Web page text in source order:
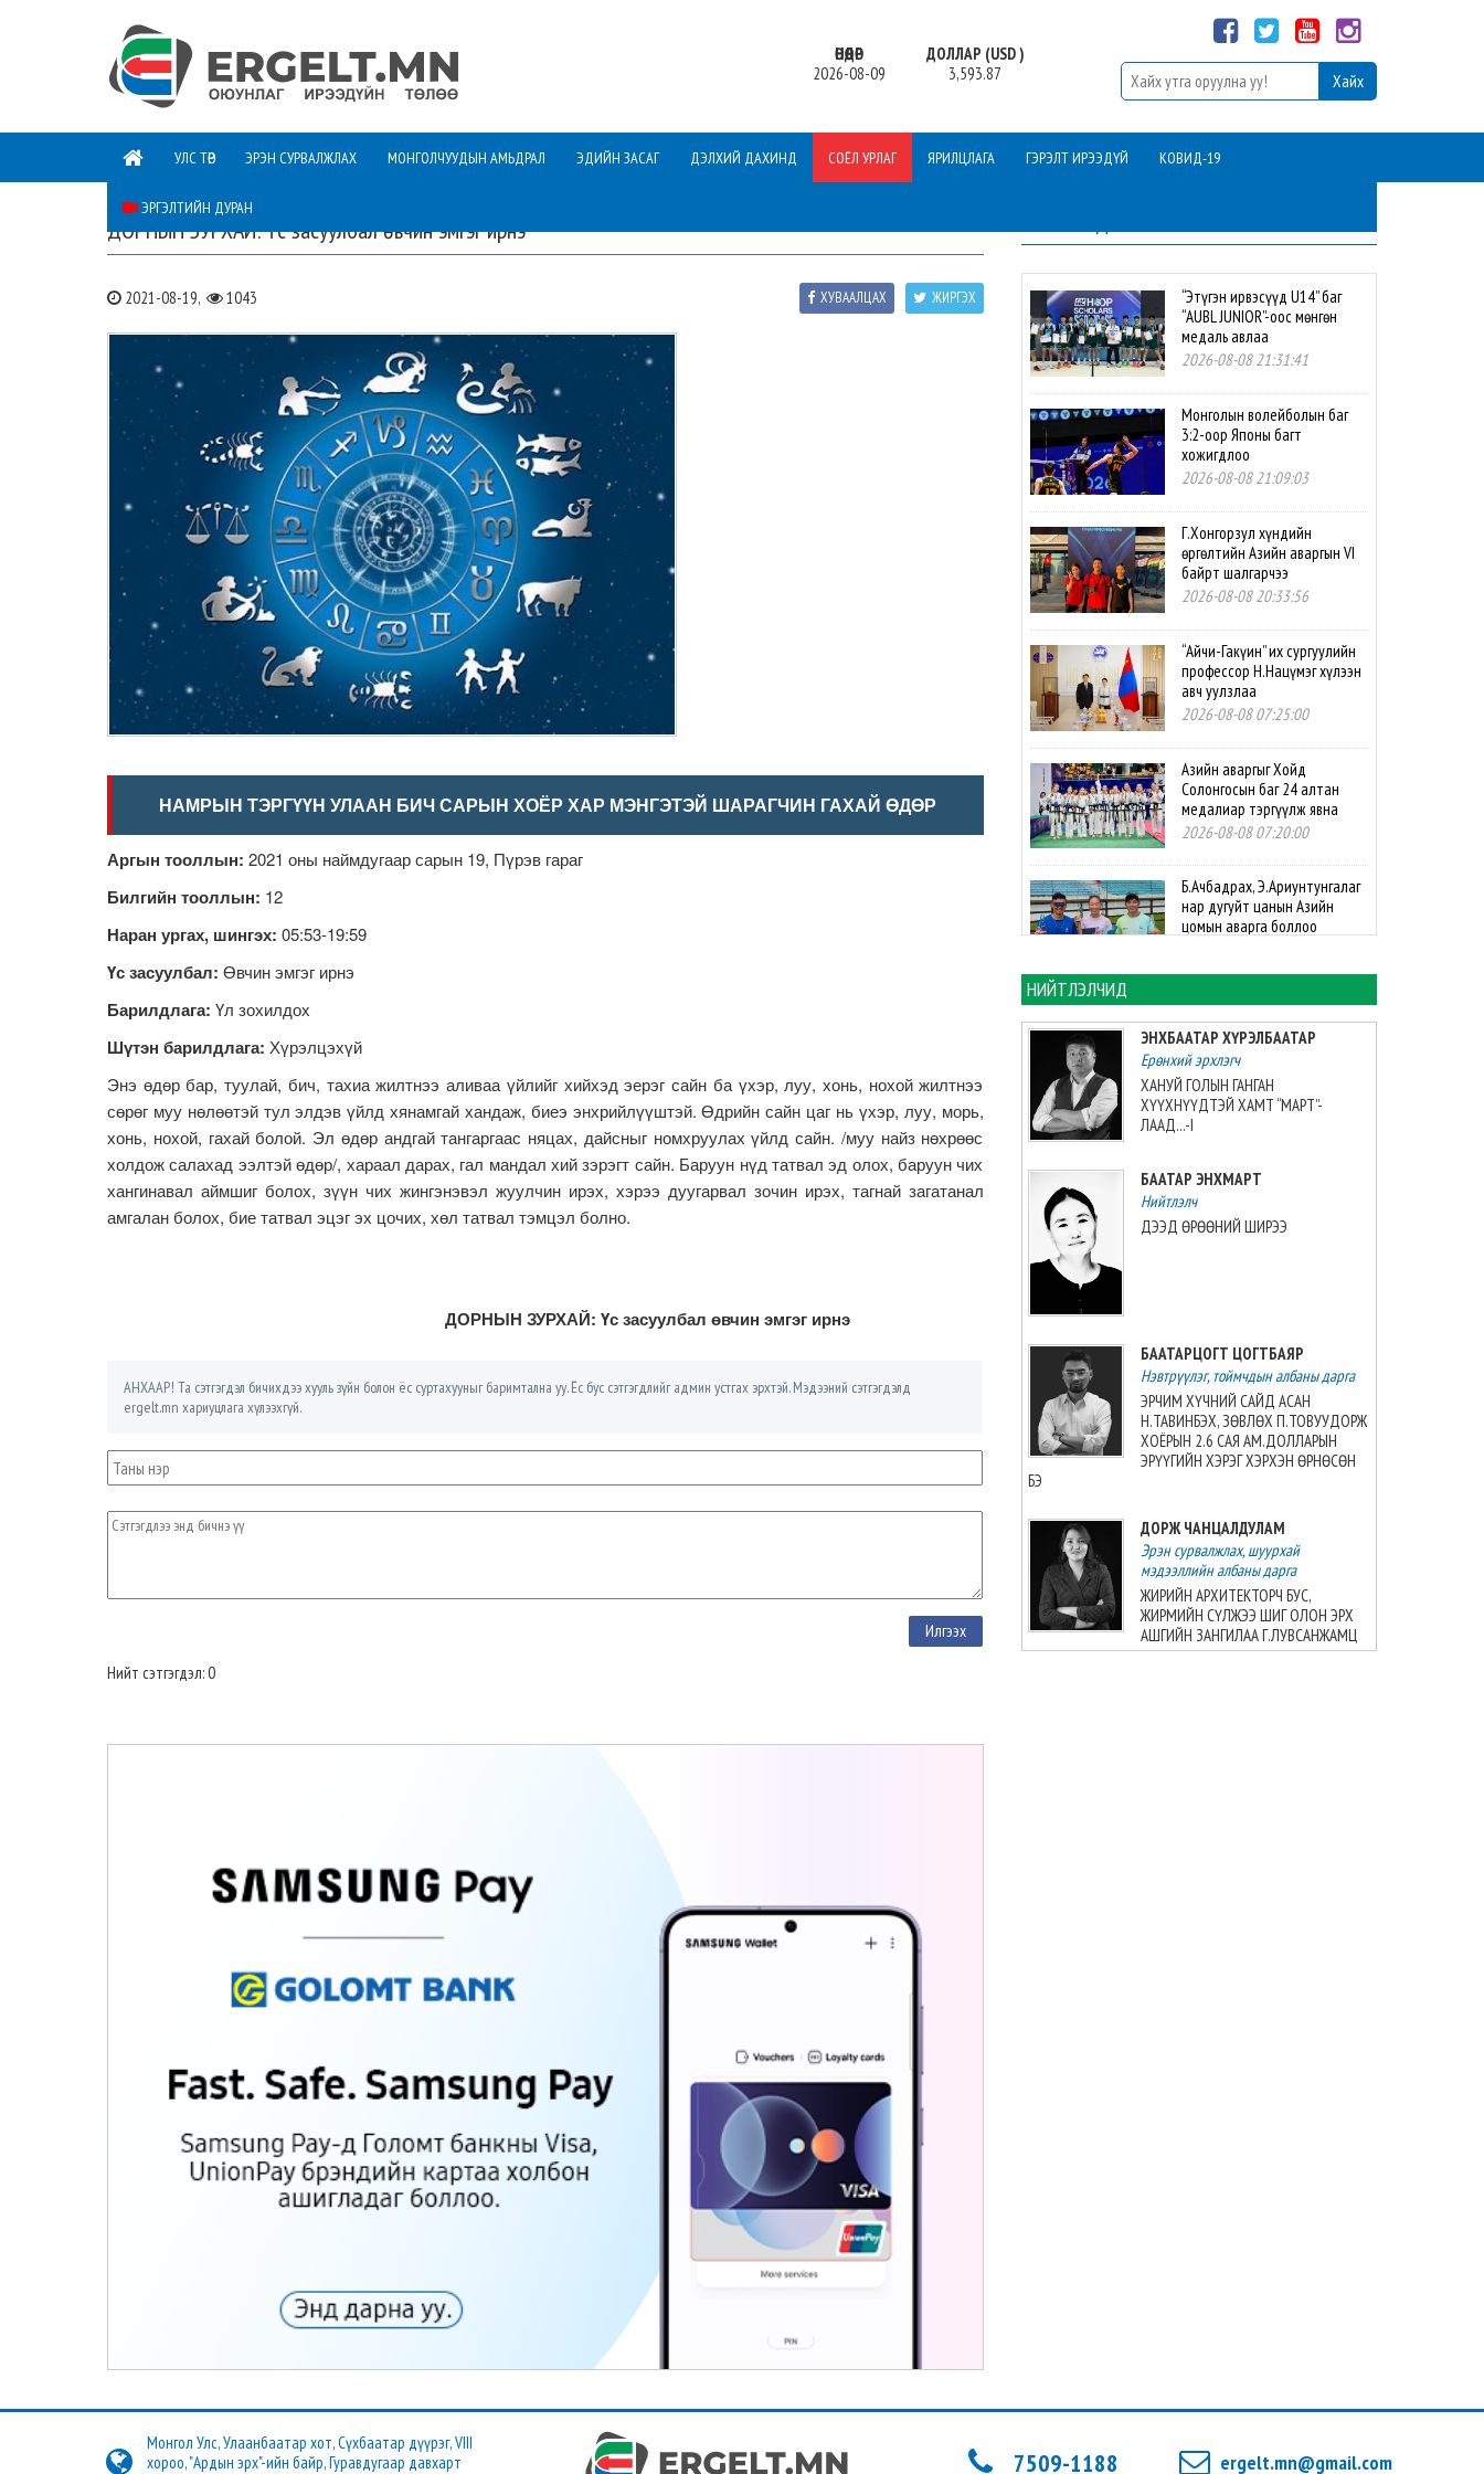
ӨНӨӨДӨР
2026-08-09
ДОЛЛАР (USD )
3,593.87
УЛС ТӨР ЭРЭН СУРВАЛЖЛАХ МОНГОЛЧУУДЫН АМЬДРАЛ ЭДИЙН ЗАСАГ ДЭЛХИЙ ДАХИНД СОЁЛ УРЛАГ ЯРИЛЦЛАГА ГЭРЭЛТ ИРЭЭДҮЙ КОВИД-19
ЭРГЭЛТИЙН ДУРАН
ДОРНЫН ЗУРХАЙ: Үс засуулбал өвчин эмгэг ирнэ
2021-08-19, 1043 ЖИРГЭХ
ХУВААЛЦАХ
НАМРЫН ТЭРГҮҮН УЛААН БИЧ САРЫН ХОЁР ХАР МЭНГЭТЭЙ ШАРАГЧИН ГАХАЙ ӨДӨР
Аргын тооллын: 2021 оны наймдугаар сарын 19, Пүрэв гараг
Билгийн тооллын: 12
Наран ургах, шингэх: 05:53-19:59
Үс засуулбал: Өвчин эмгэг ирнэ
Барилдлага: Үл зохилдох
Шүтэн барилдлага: Хүрэлцэхүй
Энэ өдөр бар, туулай, бич, тахиа жилтнээ аливаа үйлийг хийхэд эерэг сайн ба үхэр, луу, хонь, нохой жилтнээ
сөрөг муу нөлөөтэй тул элдэв үйлд хянамгай хандаж, биеэ энхрийлүүштэй. Өдрийн сайн цаг нь үхэр, луу, морь,
хонь, нохой, гахай болой. Эл өдөр андгай тангаргаас няцах, дайсныг номхруулах үйлд сайн. /муу найз нөхрөөс
холдож салахад ээлтэй өдөр/, хараал дарах, гал мандал хий зэрэгт сайн. Баруун нүд татвал эд олох, баруун чих
хангинавал аймшиг болох, зүүн чих жингэнэвэл жуулчин ирэх, хэрээ дуугарвал зочин ирэх, тагнай загатанал
амгалан болох, бие татвал эцэг эх цочих, хөл татвал тэмцэл болно.
ДОРНЫН ЗУРХАЙ: Үс засуулбал өвчин эмгэг ирнэ
АНХААР! Та сэтгэгдэл бичихдээ хууль зүйн болон ёс суртахууныг баримтална уу. Ёс бус сэтгэгдлийг админ устгах эрхтэй. Мэдээний сэтгэгдэлд
ergelt.mn хариуцлага хүлээхгүй.
Нийт сэтгэгдэл: 0
“Этүгэн ирвэсүүд U14” баг
“AUBL JUNIOR”-оос мөнгөн
медаль авлаа
2026-08-08 21:31:41
Монголын волейболын баг
3:2-оор Японы багт
хожигдлоо
2026-08-08 21:09:03
Г.Хонгорзул хүндийн
өргөлтийн Азийн аваргын VI
байрт шалгарчээ
2026-08-08 20:33:56
“Айчи-Гакүин” их сургуулийн
профессор Н.Нацүмэг хүлээн
авч уулзлаа
2026-08-08 07:25:00
Азийн аваргыг Хойд
Солонгосын баг 24 алтан
медалиар тэргүүлж явна
2026-08-08 07:20:00
Б.Ачбадрах, Э.Ариунтунгалаг
нар дугуйт цанын Азийн
цомын аварга боллоо
Монголын баг, Хятадын
багийг 3:0-ээр буулган авлаа
2026-08-08 07:05:00
Таеквондо-гийн “Grand slam”-
2026-08-08 07:00:00
ЗУРХАЙ: Үс шинээр үргээлгэх
ЦАГ АГААР: Улаанбаатарт
өдөртөө 32 хэм дулаан
байна
2026-08-08 06:00:00
НИЙТЛЭЛЧИД
ЭНХБААТАР ХҮРЭЛБААТАР
Ерөнхий эрхлэгч
ХАНУЙ ГОЛЫН ГАНГАН
ХҮҮХНҮҮДТЭЙ ХАМТ “МАРТ”-
ЛААД...-I
БААТАР ЭНХМАРТ
Нийтлэлч
ДЭЭД ӨРӨӨНИЙ ШИРЭЭ
БААТАРЦОГТ ЦОГТБАЯР
Нэвтрүүлэг, тоймчдын албаны дарга
ЭРЧИМ ХҮЧНИЙ САЙД АСАН
Н.ТАВИНБЭХ, ЗӨВЛӨХ П.ТОВУУДОРЖ
ХОЁРЫН 2.6 САЯ АМ.ДОЛЛАРЫН
ЭРҮҮГИЙН ХЭРЭГ ХЭРХЭН ӨРНӨСӨН
БЭ
ДОРЖ ЧАНЦАЛДУЛАМ
Эрэн сурвалжлах, шуурхай
мэдээллийн албаны дарга
ЖИРИЙН АРХИТЕКТОРЧ БУС,
ЖИРМИЙН СҮЛЖЭЭ ШИГ ОЛОН ЭРХ
АШГИЙН ЗАНГИЛАА Г.ЛУВСАНЖАМЦ
Сэтгүүлч
БАЙСАН ЦАГТ Л ШИДЭТ ГАЛ АСДАГ
Монгол Улс, Улаанбаатар хот, Сүхбаатар дүүрэг, VIII
хороо, "Ардын эрх"-ийн байр, Гуравдугаар давхарт
7509-1188 ergelt.mn@gmail.com